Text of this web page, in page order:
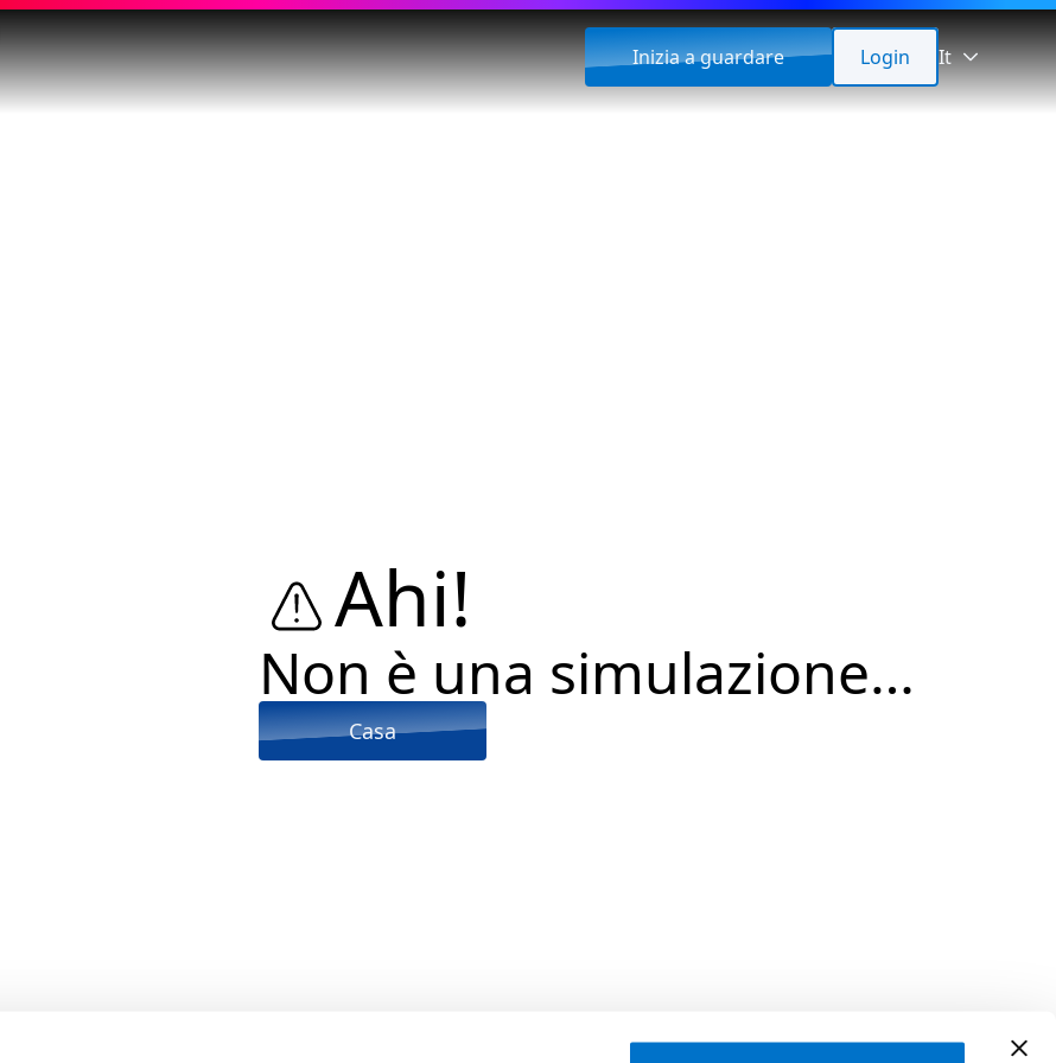
Inizia a guardare Login It
Ahi!
Non è una simulazione…
Casa